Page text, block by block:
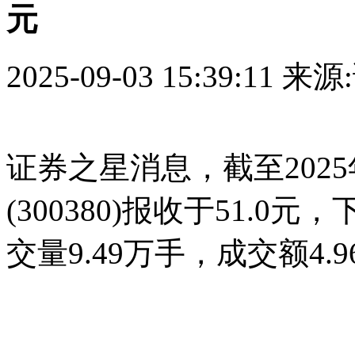
元
2025-09-03 15:39:11 来源
证券之星消息，截至
(300380)报收于51.0元，
交量9.49万手，成交额